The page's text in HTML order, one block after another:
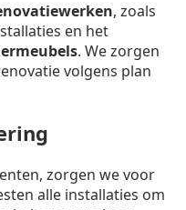
, zoals
en het
. We zorgen
volgens plan
zorgen we voor
alle installaties om